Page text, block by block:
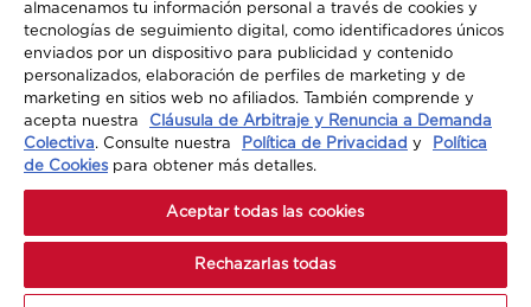
¿Aún tienes preguntas?
Chatea con nosotros
© 2026 A-MAX INSURANCE. TODOS LOS
DERECHOS RESERVADOS
almacenamos tu información personal a través de cookies y
tecnologías de seguimiento digital, como identificadores únicos
enviados por un dispositivo para publicidad y contenido
personalizados, elaboración de perfiles de marketing y de
marketing en sitios web no afiliados. También comprende y
acepta nuestra
Cláusula de Arbitraje y Renuncia a Demanda
Colectiva. Consulte nuestra Política de Privacidad y
Política
de Cookiespara obtener más detalles.
Aceptar todas las cookies
Rechazarlas todas